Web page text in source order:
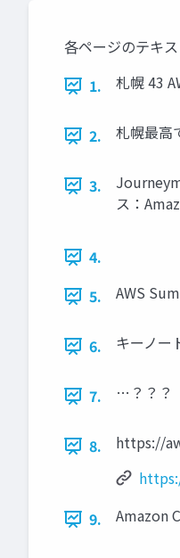
各ページのテキ
1.
札幌 43
2. 札幌最高
3.
ス：
4.
5.
AWS
6. キーノー
7. …？？？
8.
https://
9.
Amazon